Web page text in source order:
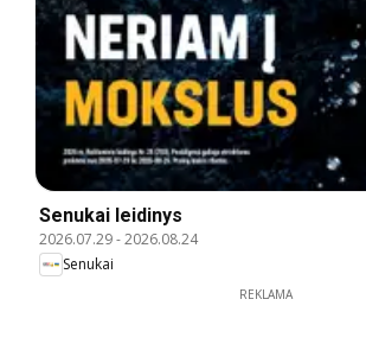
Senukai leidinys
2026.07.29-2026.08.24
Senukai
REKLAMA